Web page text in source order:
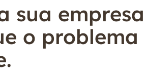
sua empresa
o problema